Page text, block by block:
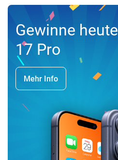
Gewinne
17 Pro
Mehr Info